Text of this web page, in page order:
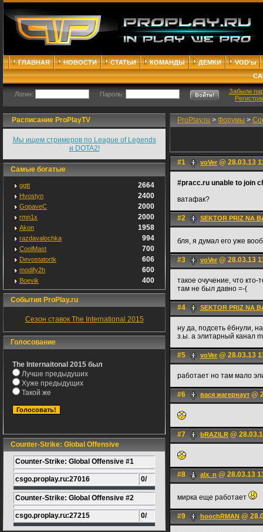
ГЛАВНАЯ НОВОСТИ СТАТЬИ КОМАНДЫ ДЕМКИ
VOD'ы
Логин: Пароль:
Забыли
Расписание ProPlayTV
Мы ищем стримеров по League of Legends
и DOTA2!
Самые богатые
ggtt 2664
Hvostyn 2400
GopaveC 2000
rmn1x 2000
Akon 1958
razdavalochka 994
CoolMast 700
Devostatortk 606
modify2h 600
Boevik 400
События ProPlay.ru
Сезон ставок The International 2015
Голосование
The Internaitonal 2015 был
Лучше предыдуших
Хуже предыдущих
Такой же
Counter-Strike: Global Offensive
Counter-Strike: Global Offensive #1
csgo.proplay.ru:27016 0/
Counter-Strike: Global Offensive #2
csgo.proplay.ru:27215 0/
ProPlay.ru > Форумы >
#1 voVer @ 28.03.13
#pracc.ru unable to join
ватафак?
#2 SEKTOR PRIZ NA
бля, я думал его уже
#3 voVer @ 28.03.13
такое очучение, что
там не был давно =-(
#4 SEKTOR PRIZ NA
ну да, подсеть ёбнули,
з.ы. а элитарный канал
#5 voVer @ 28.03.13
работает но там мало
#6 вася жагернаут @
#7 bRAZILR @
#8 alx_n @ 28.03.13
мирка еще работает
#9 hoochRMAN @